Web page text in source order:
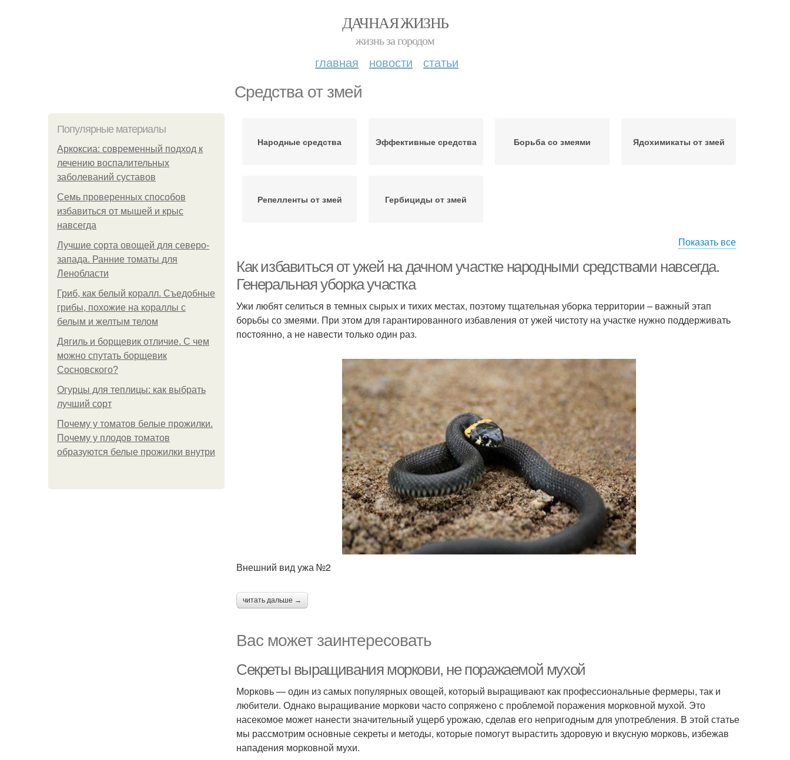
ДАЧНАЯ ЖИЗНЬ
жизнь за городом
главная новости статьи
Средства от змей
Популярные материалы
Аркоксиа: современный подход к
лечению воспалительных
заболеваний суставов
Семь проверенных способов
избавиться от мышей и крыс
навсегда
Лучшие сорта овощей для северо-
запада. Ранние томаты для
Ленобласти
Гриб, как белый коралл. Съедобные
грибы, похожие на кораллы с
белым и желтым телом
Дягиль и борщевик отличие. С чем
можно спутать борщевик
Сосновского?
Огурцы для теплицы: как выбрать
лучший сорт
Почему у томатов белые прожилки.
Почему у плодов томатов
образуются белые прожилки внутри
Народные средства Эффективные средства Борьба со змеями Ядохимикаты от змей
Репелленты от змей Гербициды от змей
Показать все
Как избавиться от ужей на дачном участке народными средствами навсегда.
Генеральная уборка участка
Ужи любят селиться в темных сырых и тихих местах, поэтому тщательная уборка территории – важный этап
борьбы со змеями. При этом для гарантированного избавления от ужей чистоту на участке нужно поддерживать
постоянно, а не навести только один раз.
Внешний вид ужа №2
читать дальше →
Вас может заинтересовать
Секреты выращивания моркови, не поражаемой мухой
Морковь — один из самых популярных овощей, который выращивают как профессиональные фермеры, так и
любители. Однако выращивание моркови часто сопряжено с проблемой поражения морковной мухой. Это
насекомое может нанести значительный ущерб урожаю, сделав его непригодным для употребления. В этой статье
мы рассмотрим основные секреты и методы, которые помогут вырастить здоровую и вкусную морковь, избежав
нападения морковной мухи.